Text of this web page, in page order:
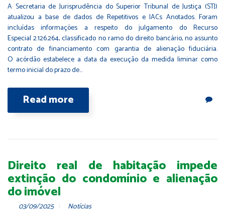
A Secretaria de Jurisprudência do Superior Tribunal de Justiça (STJ)
atualizou a base de dados de Repetitivos e IACs Anotados. Foram
incluídas informações a respeito do julgamento do Recurso
Especial 2.126.264, classificado no ramo do direito bancário, no assunto
contrato de financiamento com garantia de alienação fiduciária.
O acórdão estabelece a data da execução da medida liminar como
termo inicial do prazo de…
Read more
Direito real de habitação impede
extinção do condomínio e alienação
do imóvel
03/09/2025 Notícias